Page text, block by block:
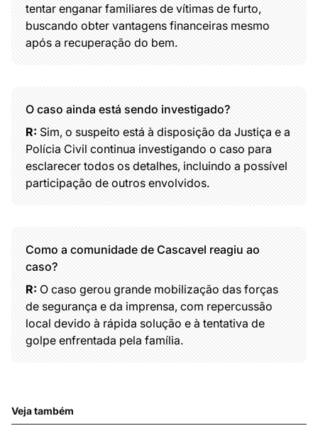
tentar enganar familiares de vítimas de furto,
buscando obter vantagens financeiras mesmo
após a recuperação do bem.
O caso ainda está sendo investigado?
R:Sim, o suspeito está à disposição da Justiça e a
Polícia Civil continua investigando o caso para
esclarecer todos os detalhes, incluindo a possível
participação de outros envolvidos.
Como a comunidade de Cascavel reagiu ao
caso?
R:O caso gerou grande mobilização das forças
de segurança e da imprensa, com repercussão
local devido à rápida solução e à tentativa de
golpe enfrentada pela família.
Veja também